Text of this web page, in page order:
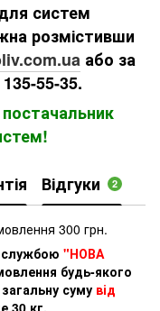
систем
розмістивши
або за
55-35.
Відгуки 2
300 грн.
"НОВА
будь-якого
суму від